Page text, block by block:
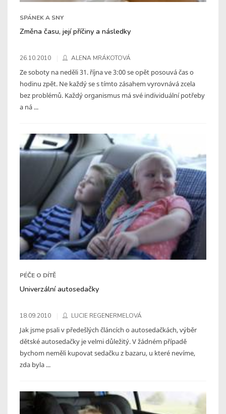
SPÁNEK A SNY
Změna času, její příčiny a následky
26.10.2010 ALENA MRÁKOTOVÁ
Ze soboty na neděli 31. října ve 3:00 se opět posouvá čas o
hodinu zpět. Ne každý se s tímto zásahem vyrovnává zcela
bez problémů. Každý organismus má své individuální potřeby
a ná ...
PÉČE O DÍTĚ
Univerzální autosedačky
18.09.2010 LUCIE REGENERMELOVÁ
Jak jsme psali v předešlých článcích o autosedačkách, výběr
dětské autosedačky je velmi důležitý. V žádném případě
bychom neměli kupovat sedačku z bazaru, u které nevíme,
zda byla ...